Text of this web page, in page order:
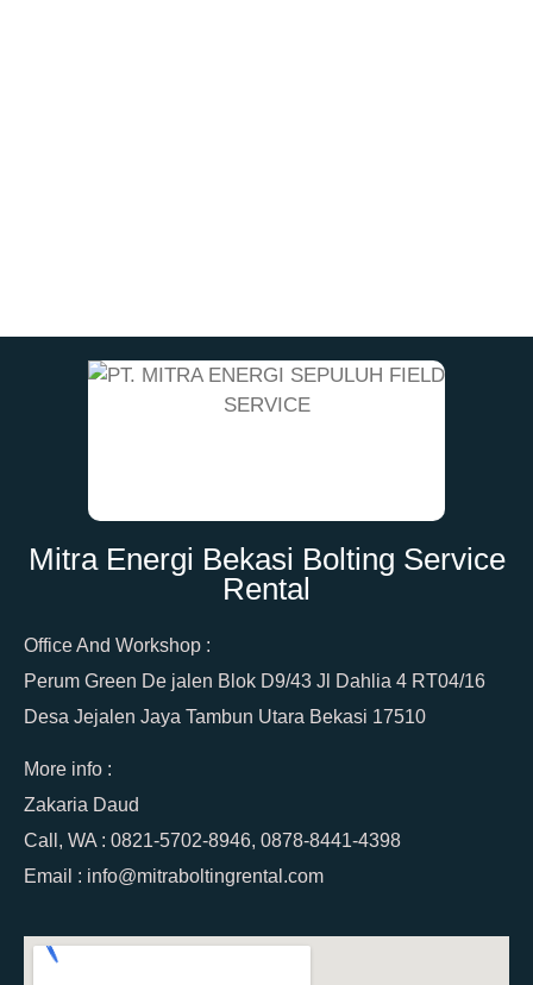
Mitra Energi Bekasi Bolting Service
Rental
Office And Workshop :
Perum Green De jalen Blok D9/43 Jl Dahlia 4 RT04/16
Desa Jejalen Jaya Tambun Utara Bekasi 17510
More info :
Zakaria Daud
Call, WA : 0821-5702-8946, 0878-8441-4398
Email : info@mitraboltingrental.com